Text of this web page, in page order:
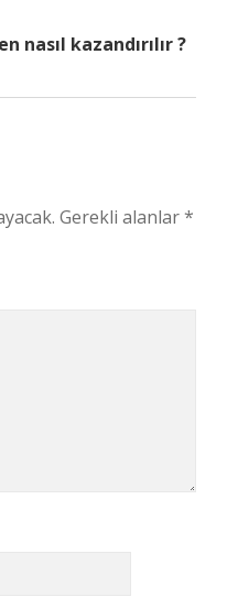
nasıl kazandırılır ?
Gerekli alanlar*